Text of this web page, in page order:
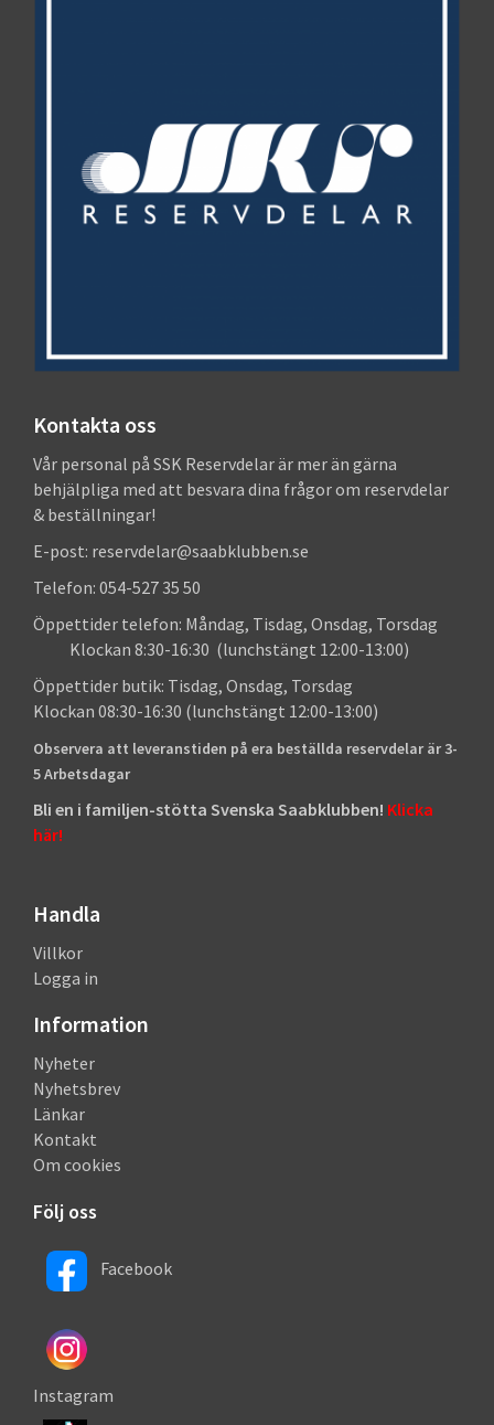
Kontakta oss
Vår personal på SSK Reservdelar är mer än gärna
behjälpliga med att besvara dina frågor om reservdelar
& beställningar!
E-post: reservdelar@saabklubben.se
Telefon: 054-527 35 50
Öppettider telefon: Måndag, Tisdag, Onsdag, Torsdag
Klockan 8:30-16:30 (lunchstängt 12:00-13:00)
Öppettider butik: Tisdag, Onsdag, Torsdag
Klockan 08:30-16:30 (lunchstängt 12:00-13:00)
Observera att leveranstiden på era beställda reservdelar är 3-
5 Arbetsdagar
Bli en i familjen-stötta Svenska Saabklubben! Klicka
här!
Handla
Villkor
Logga in
Information
Nyheter
Nyhetsbrev
Länkar
Kontakt
Om cookies
Följ oss
Facebook
Instagram